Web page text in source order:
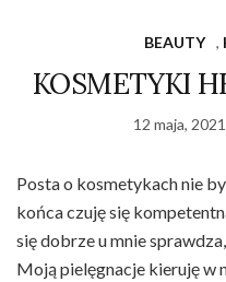
BEAUTY ,
KOSMETYKI
12 maja, 2021
Posta o kosmetykach nie
końca czuję się
się dobrze u mnie
Moją pielęgnacje kieruję w